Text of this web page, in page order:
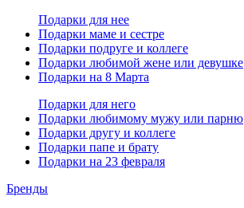
Подарки для нее
Подарки маме и сестре
Подарки подруге и коллеге
Подарки любимой жене или девушке
Подарки на 8 Марта
Подарки для него
Подарки любимому мужу или парню
Подарки другу и коллеге
Подарки папе и брату
Подарки на 23 февраля
Бренды